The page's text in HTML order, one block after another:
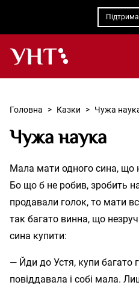
Головна > Казки > Чужа
Чужа наука
Мала мати одного сина, що
Бо що б не робив, зробить
продавали голок, то мати
так багато винна, що
сина купити:
— Йди до Устя, купи багато
повіддавала і собі мала.